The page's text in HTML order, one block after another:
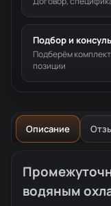
Подбор и
Подберём
позиции
Описание
водяным